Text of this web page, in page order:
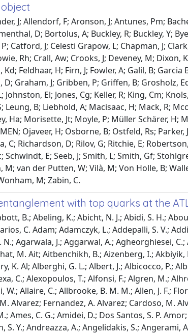
J; Allendorf, F; Aronson, J; Antunes, Pm;
D; Bortolus, A; Buckley, R; Buckley, Y;
Catford, J; Celesti Grapow, L; Chapman, J;
Rh; Crall, Aw; Crooks, J; Deveney, M; Dixon,
Feldhaar, H; Firn, J; Fowler, A; Galil, B; Garcia
Graham, J; Gribben, P; Griffen, B; Grosholz,
Johnston, El; Jones, Cg; Keller, R; King, Cm;
Leung, B; Liebhold, A; Macisaac, H; Mack, R;
Ha; Morisette, Jt; Moyle, P; Müller Schärer, H;
Ojaveer, H; Osborne, B; Ostfeld, Rs; Parker,
C; Richardson, D; Rilov, G; Ritchie, E;
Schwindt, E; Seeb, J; Smith, L; Smith, Gf;
van der Putten, W; Vilà, M; Von Holle, B;
M; Zabin, C.
with top quarks at the
Batool, B.; Battaglia, M.; Battulga, D.; Bauce, M.; Bauer, M.; Bauer, P.; Hurrell, L. T. Bazzano; Beacham, J. B.; Beau, T.; Beaucamp, J. Y.; Beauchemin, P. H.; Bechtle, P.; Beck, H. P.; Becker, K.; Beddall, A. J.; Bednyakov, V. A.; Bee, C. P.; Beemster, L. J.; Beermann, T. A.; Begalli, M.; Begel, M.; Behera, A.; Behr, J. K.; Beirer, J. F.; Beisiegel, F.; Belfkir, M.; Bella, G.; Bellagamba, L.; Bellerive, A.; Bellos, P.; Beloborodov, K.; Benchekroun, D.; Bendebba, F.; Benhammou, Y.; Beresford, L.; Beretta, M.; Kuutmann, E. Bergeaas; Berger, N.; Bergmann, B.; Beringer, J.; Bernardi, G.; Bernius, C.; Bernlochner, F. U.; Bernon, F.; Guardia, A. Berrocal; Berry, T.; Berta, P.; Berthold, A.; Bertram, I. A.; Bethke, S.; Betti, A.; Bevan, A. J.; Bhalla, N. K.; Bhamjee, M.; Bhatta, S.; Bhattacharya, D. S.; Bhattarai, P.; Bhide, K. D.; Bhopatkar, V. S.; Bianchi, R. M.; Bianco, G.; Biebel, O.; Bielski, R.; Biglietti, M.; Billingsley, C. S.; Bindi, M.; Bingul, A.; Bini, C.; Biondini, A.; Birch-sykes, C. J.; Bird, G. A.; Birman, M.; Biros, M.; Biryukov, S.; Bisanz, T.; Bisceglie, E.; Biswal, J. P.; Biswas, D.; Bjørke, K.; Bloch, I.; Blue, A.; Blumenschein, U.; Blumenthal, J.; Bobbink, G. J.; Bobrovnikov, V. S.; Boehler, M.; Boehm, B.; Bogavac, D.; Bogdanchikov, A. G.; Bohm, C.; Boisvert, V.; Bokan, P.; Bold, T.; Bomben, M.; Bona, M.; Boonekamp, M.; Booth, C. D.; Borbély, A. G.; Bordulev, I. S.; Borecka-Bielska, H. M.; Borissov, G.; Bortoletto, D.; Boscherini, D.; Bosman, M.; Bossio Sola, J. D.; Bouaouda, K.; Bouchhar, N.; Boudreau, J.; Bouhova-Thacker, E. V.; Boumediene, D.; Bouquet, R.; Boveia, A.; Boyd, J.; Boye, D.; Boyko, I. R.; Bracinik, J.; Brahimi, N.; Brandt, G.; Brandt, O.; Braren, F.; Brau, B.; Brau, J. E.; Brener, R.; Brenner, L.; Brenner, R.; Bressler, S.; Britton, D.; Britzger, D.; Brock, I.; Brock, R.; Brooijmans, G.; Brooks, W. K.; Brost, E.; Brown, L. M.; Bruce, L. E.; Bruckler, T. L.; De Renstrom, P. A. Bruckman; Brüers, B.; Bruni, A.; Bruni, G.; Bruschi, M.; Bruscino, N.; Buanes, T.; Buat, Q.; Buchin, D.; Buckley, A. G.; Bulekov, O.; Bullard, B. A.; Burdin, S.; Burgard, C. D.; Burger, A. M.; Burghgrave, B.; Burlayenko, O.; Burr, J. T. P.; Burton, C. D.; Burzynski, J. C.; Busch, E. L.; Büscher, V.; Bussey, P. J.; Butler, J. M.; Buttar, C. M.; Butterworth, J. M.; Buttinger, W.; Vazquez, C. J. Buxo; Buzykaev, A. R.; Urbán, S. Cabrera; Cadamuro, L.; Caforio, D.; Cai, H.; Cai, Y.; Cai, Y.; Cairo, V. M. M.; Cakir, O.; Calace, N.; Calafiura, P.; Calderini, G.; Calfayan, P.; Callea, G.; Caloba, L. P.; Calvet, D.; Calvet, S.; Calvetti, M.; Toro, R. Camacho; Camarda, S.; Munoz, D. Camarero; Camarri, P.; Camerlingo, M. T.; Cameron, D.; Camincher, C.; Campanelli, M.; Camplani, A.; Canale, V.; Cantero, J.; Cao, Y.; Capocasa, F.; Capua, M.; Carbone, A.; Cardarelli, R.; Cardenas, J. C. J.; Cardillo, F.; Carducci, G.; Carli, T.; Carlino, G.; Carlotto, J. I.; Carlson, B. T.; Carlson, E. M.; Carminati, L.; Carnelli, A.; Carnesale, M.; Caron, S.; Carquin, E.; Carrá, S.; Carratta, G.; Carroll, A. M.; Carter, J. W. S.; Carter, T. M.; Casado, M. P.; Caspar, M.; Castillo, F. L.; Garcia, L. Castillo; Gimenez, V. Castillo; Castro, N. F.; Catinaccio, A.; Catmore, J. R.; Cavaliere, T.; Cavaliere, V.; Cavalli, N.; Cavasinni, V.; Cekmecelioglu, Y. C.; Celebi, E.; Celli, F.; Centonze, M. S.; Cepaitis, V.; Cerny, K.; Cerqueira, A. S.; Cerri, A.; Cerrito, L.; Cerutti, F.; Cervato, B.; Cervelli, A.; Cesarini, G.; Cetin, S. A.; Chakraborty, D.; Chan, J.; Chan, W. Y.; Chapman, J. D.; Chapon, E.; Chargeishvili, B.; Charlton, D. G.; Chatterjee, M.; Chauhan, C.; Che, Y.; Chekanov, S.; Chekulaev, S. V.; Chelkov, G. A.; Chen, A.; Chen, B.; Chen, B.; Chen, H.; Chen, H.; Chen, J.; Chen, J.; Chen, M.; Chen, S.; Chen, S. J.; Chen, X.; Chen, X.; Chen, Y.; Cheng, C. L.; Cheng, H. C.; Cheong, S.; Cheplakov, A.; Cheremushkina, E.; Cherepanova, E.; El Moursli, R.